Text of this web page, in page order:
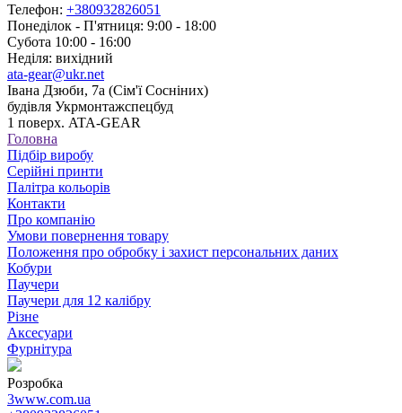
Телефон: +380932826051
Понеділок - П'ятниця: 9:00 - 18:00
Субота 10:00 - 16:00
Неділя: вихідний
ata-gear@ukr.net
Івана Дзюби, 7а (Сім'ї Сосніних)
будівля Укрмонтажспецбуд
1 поверх. ATA-GEAR
Головна
Підбір виробу
Серійні принти
Палітра кольорів
Контакти
Про компанію
Умови повернення товару
Положення про обробку і захист персональних даних
Кобури
Паучери
Паучери для 12 калібру
Різне
Аксесуари
Фурнітура
Розробка
3www.com.ua